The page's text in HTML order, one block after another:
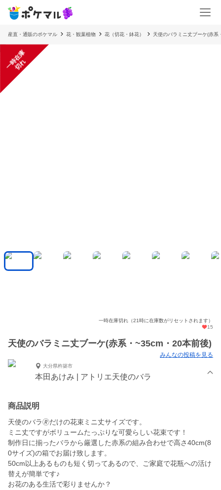
産直・通販のポケマル 花・観葉植物 花（切花・鉢花） 天使のバラミニ丈ブーケ(赤系
一
時
在
庫
切
れ
一時在庫切れ（21時に在庫数がリセットされます）
15
天使のバラミニ丈ブーケ(赤系・~35cm・20本前後)
みんなの投稿を見る
大分県杵築市
本田あけみ | アトリエ天使のバラ
商品説明
天使のバラ🄬だけの花束ミニ丈サイズです。
ミニ丈ですがボリュームたっぷりな可愛らしい花束です！
制作日に揃ったバラから厳選した赤系の組み合わせで高さ40cm(8
0サイズ)の箱でお届け致します。
50cm以上あるものも短く切ってあるので、ご家庭で花瓶への活け
替えが簡単です♪
お花のある生活で彩りませんか？